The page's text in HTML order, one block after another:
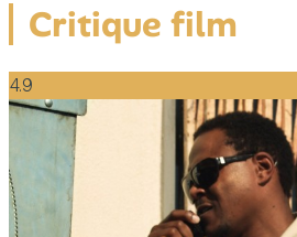
Critique film
4.9